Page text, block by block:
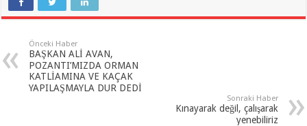
Önceki Haber
BAŞKAN ALİ AVAN,
POZANTI’MIZDA ORMAN
KATLİAMINA VE KAÇAK
YAPILAŞMAYLA DUR DEDİ
Sonraki Haber
Kınayarak değil, çalışarak
yenebiliriz